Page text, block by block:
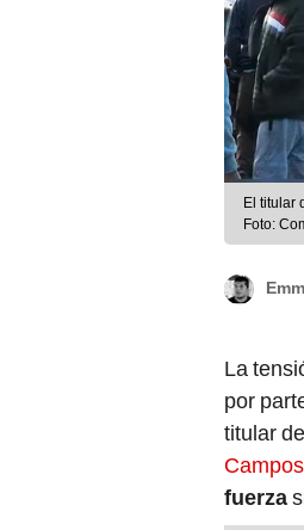
El titular
Foto:
La
por
titular
Campos
fuerza